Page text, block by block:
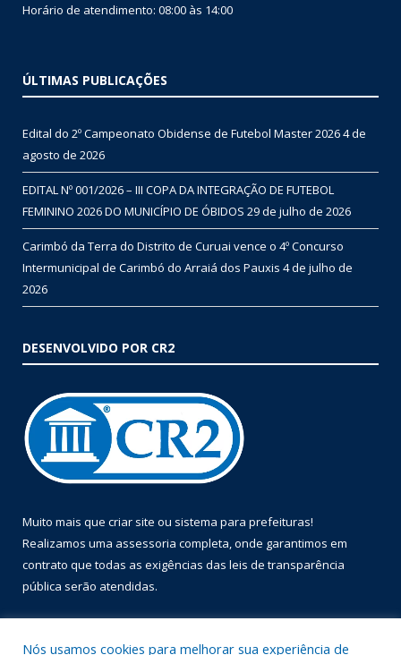
Horário de atendimento: 08:00 às 14:00
ÚLTIMAS PUBLICAÇÕES
Edital do 2º Campeonato Obidense de Futebol Master 20264 de
agosto de 2026
EDITAL Nº 001/2026 – III COPA DA INTEGRAÇÃO DE FUTEBOL
FEMININO 2026 DO MUNICÍPIO DE ÓBIDOS 29 de julho de 2026
Carimbó da Terra do Distrito de Curuai vence o 4º Concurso
Intermunicipal de Carimbó do Arraiá dos Pauxis 4 de julho de
2026
DESENVOLVIDO POR CR2
Muito mais que criar site ou sistema para prefeituras!
Realizamos uma assessoria completa, onde garantimos em
contrato que todas as exigências das leis de transparência
pública serão atendidas.
Nós usamos cookies para melhorar sua experiência de